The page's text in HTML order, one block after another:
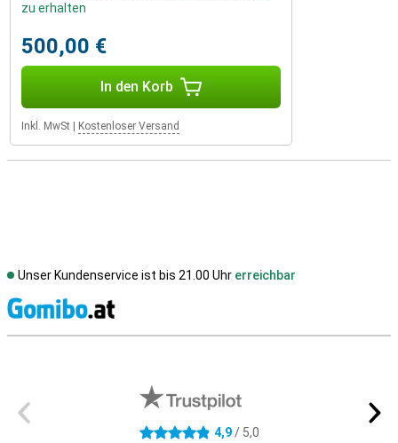
zu erhalten
500,00 €
In den Korb
Inkl. MwSt Kostenloser Versand
Unser Kundenservice ist bis 21.00 Uhr erreichbar
4.9 Sterne 4,9/ 5,0